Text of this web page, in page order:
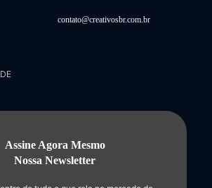
contato@creativosbr.com.br
Assine Agora Mesmo
Nossa Newsletter